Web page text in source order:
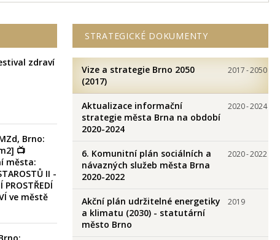
zdraví
Brno:
📺
města:
II -
PROSTŘEDÍ
ve městě
STRATEGICKÉ DOKUMENTY
Vize a strategie Brno 2050
(2017)
2017-2050
Aktualizace informační
strategie města Brna na období
2020-2024
2020-2024
6. Komunitní plán sociálních a
návazných služeb města Brna
2020-2022
2020-2022
Akční plán udržitelné energetiky
a klimatu (2030) - statutární
město Brno
2019